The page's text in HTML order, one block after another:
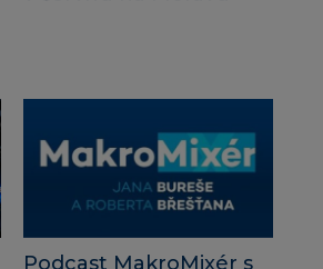
Podcast MakroMixér s